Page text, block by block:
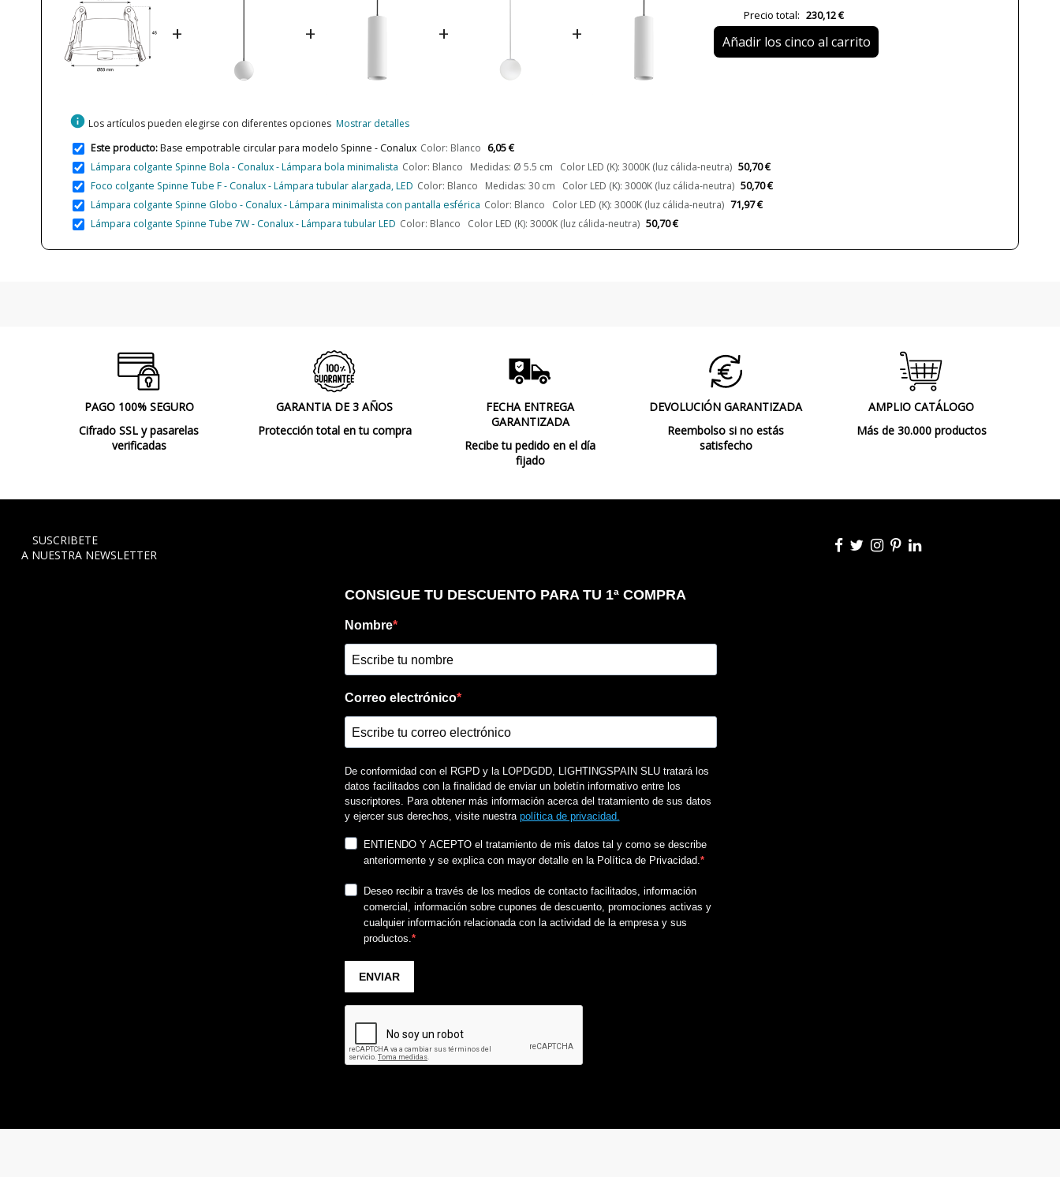
CE
RoHS
+ + + +
Precio total: 230,12 €
Añadir los cinco al carrito
info Los artículos pueden elegirse con diferentes opciones Mostrar detalles
Este producto:Base empotrable circular para modelo Spinne - Conalux Color: Blanco 6,05 €
Lámpara colgante Spinne Bola - Conalux - Lámpara bola minimalista Color: Blanco Medidas: Ø 5.5 cm Color LED (K): 3000K (luz cálida-neutra) 50,70 €
Foco colgante Spinne Tube F - Conalux - Lámpara tubular alargada, LED Color: Blanco Medidas: 30 cm Color LED (K): 3000K (luz cálida-neutra) 50,70 €
Lámpara colgante Spinne Globo - Conalux - Lámpara minimalista con pantalla esférica Color: Blanco Color LED (K): 3000K (luz cálida-neutra) 71,97 €
Lámpara colgante Spinne Tube 7W - Conalux - Lámpara tubular LED Color: Blanco Color LED (K): 3000K (luz cálida-neutra) 50,70 €
PAGO 100% SEGURO
Cifrado SSL y pasarelas
verificadas
GARANTIA DE 3 AÑOS
Protección total en tu compra
FECHA ENTREGA
GARANTIZADA
Recibe tu pedido en el día
fijado
DEVOLUCIÓN GARANTIZADA
Reembolso si no estás
satisfecho
AMPLIO CATÁLOGO
Más de 30.000 productos
SUSCRIBETE
A NUESTRA NEWSLETTER